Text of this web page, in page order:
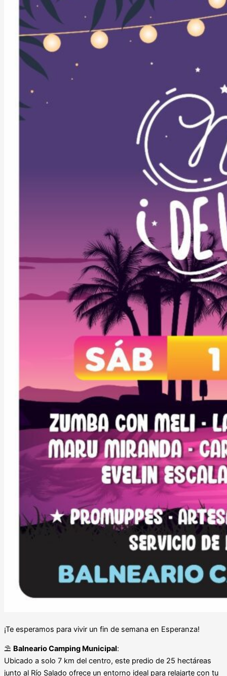
¡Te esperamos para vivir un fin de semana en Esperanza!
⛱️ Balneario Camping Municipal:
Ubicado a solo 7 km del centro, este predio de 25 hectáreas
junto al Río Salado ofrece un entorno ideal para relajarte con tu